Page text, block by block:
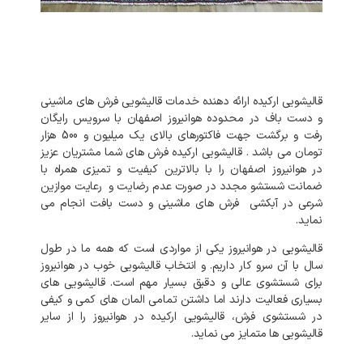
قالیشویی ارکیده ارائه دهنده خدمات قالیشویی فرش های ماشینی
و دست باف در محدوده هوانیروز اصفهان با سرویس رایگان
رفت و برگشت جهت فاکتورهای بالای یک میلیون و 500 هزار
تومان می باشد . قالیشویی ارکیده فرش های شما مشتریان عزیز
در هوانیروز اصفهان را با بالاترین کیفیت و تمیزی همراه با
ضمانت شستشو مجدد در صورت عدم رضایت و رعایت موازین
شرعی در آبکشی فرش های ماشینی و دست بافت انجام می
نماید.
قالیشویی در هوانیروز یکی از مواردی است که همه ما در طول
سال با آن سرو کار داریم. و انتخاب قالیشویی خوب در هوانیروز
برای شستشوی عالی و دقیق بسیار مهم است. قالیشویی های
بسیاری فعالیت دارند اما داشتن تمامی المان های کمی و کیفی
در شستشوی فرش، قالیشویی ارکیده در هوانیروز را از سایر
قالیشویی ها متمایز می نماید.